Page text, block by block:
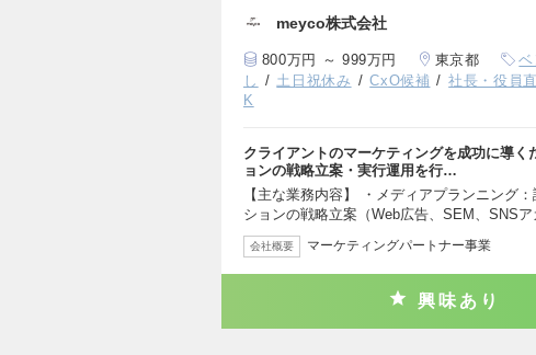
meyco株式会社
800万円 ～ 999万円 東京都
し
土日祝休み CxO候補 社長・役員
K
クライアントのマーケティングを成功に導
ョンの戦略立案・実行運用を行…
【主な業務内容】 ・メディアプランニング
ションの戦略立案（Web広告、SEM、SNSア
会社概要 マーケティングパートナー事業
興味あり